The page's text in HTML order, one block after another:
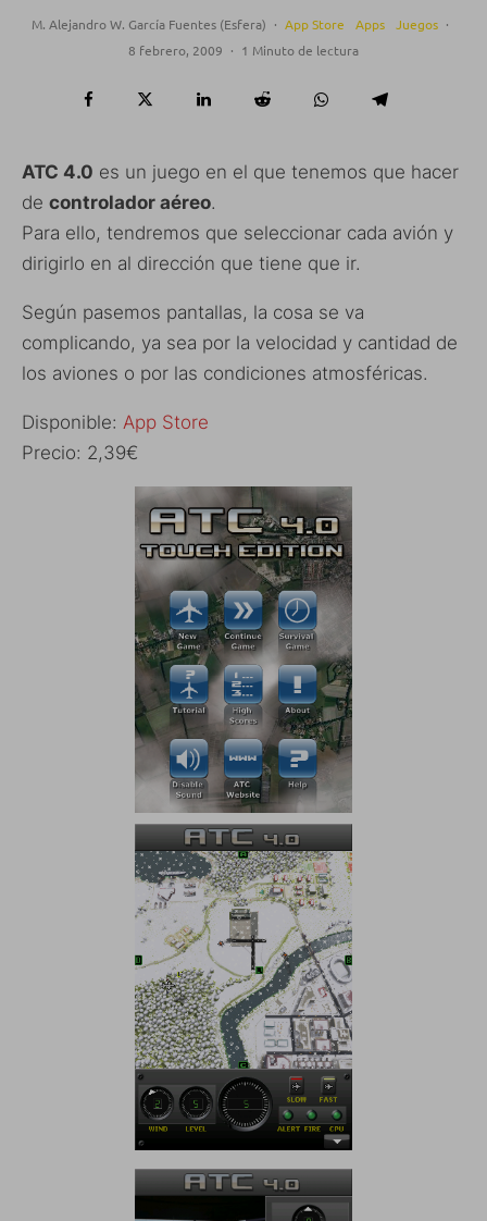
M. Alejandro W. García Fuentes (Esfera) · App Store Apps Juegos ·
8 febrero, 2009 · 1 Minuto de lectura
ATC 4.0 es un juego en el que tenemos que hacer
de controlador aéreo.
Para ello, tendremos que seleccionar cada avión y
dirigirlo en al dirección que tiene que ir.
Según pasemos pantallas, la cosa se va
complicando, ya sea por la velocidad y cantidad de
los aviones o por las condiciones atmosféricas.
Disponible: App Store
Precio: 2,39€